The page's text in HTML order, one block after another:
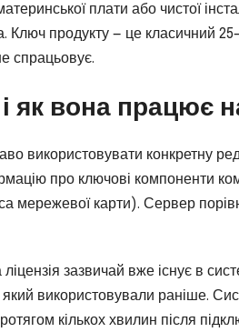
плати або чистої
Ключ продукту — це класичний
спрацьовує.
як вона працює
використовувати конкретну
про ключові компоненти
мережевої карти). Сервер
зазвичай вже існує в
використовували раніше.
кількох хвилин після